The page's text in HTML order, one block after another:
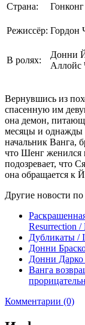
Страна: Гонконг
Режиссёр: Гордон
В ролях:
Донни
Вернувшись из
спасенную им
она демон,
месяцы и однажды
начальник Ванга,
что Шенг женился
подозревает, что
она обращается к
Другие новости по
Resurrection /
Дубликаты /
Донни
Донни Дарко
Ванга
Комментарии (0)